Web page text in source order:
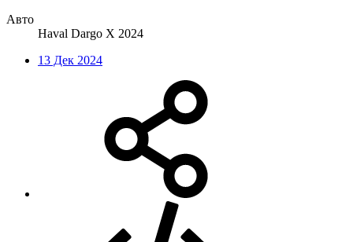
Авто
Haval Dargo X 2024
13 Дек 2024